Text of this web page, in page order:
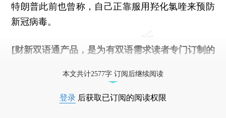
特朗普此前也曾称，自己正靠服用羟化氯喹来预防
新冠病毒。
[财新双语通产品，是为有双语需求读者专门订制的
本文共计2577字 订阅后继续阅读
登录 后获取已订阅的阅读权限